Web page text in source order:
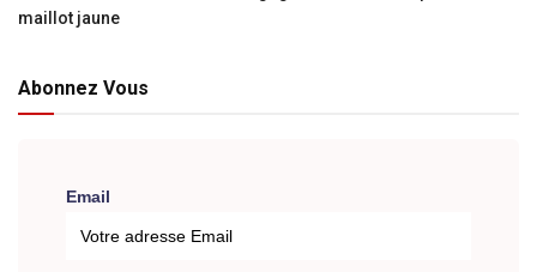
maillot jaune
Abonnez Vous
Email